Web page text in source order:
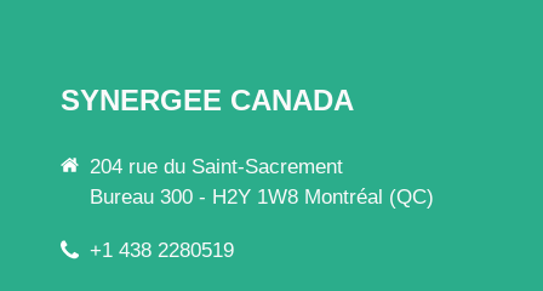
SYNERGEE CANADA
204 rue du Saint-Sacrement
Bureau 300 - H2Y 1W8 Montréal (QC)
+1 438 2280519